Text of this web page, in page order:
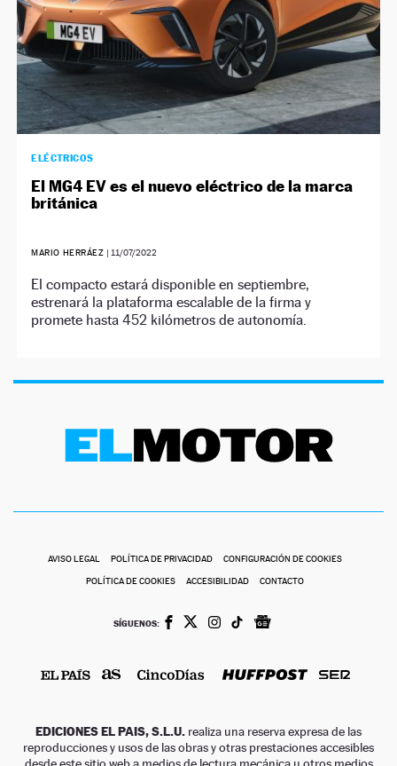
ELÉCTRICOS
El MG4 EV es el nuevo eléctrico de la marca
británica
MARIO HERRÁEZ | 11/07/2022
El compacto estará disponible en septiembre,
estrenará la plataforma escalable de la firma y
promete hasta 452 kilómetros de autonomía.
AVISO LEGAL POLÍTICA DE PRIVACIDAD CONFIGURACIÓN DE COOKIES
POLÍTICA DE COOKIES ACCESIBILIDAD CONTACTO
SÍGUENOS:
EDICIONES EL PAIS, S.L.U. realiza una reserva expresa de las
reproducciones y usos de las obras y otras prestaciones accesibles